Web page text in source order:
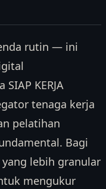
rutin — ini
KERJA
tenaga kerja
pelatihan
Bagi
lebih granular
mengukur